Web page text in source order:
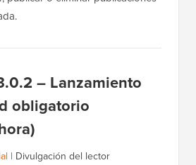
– Lanzamiento
obligatorio
| Divulgación del lector